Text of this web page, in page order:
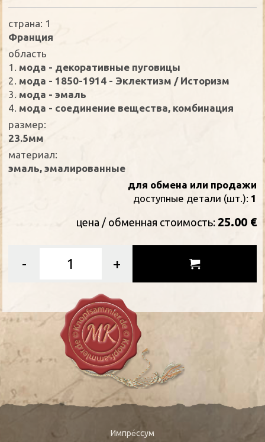
страна: 1
Франция
oбласть
1.
мода - декоративные пуговицы
2. мода - 1850-1914 - Эклектизм / Историзм
3. мода - эмаль
4. мода - соединение вещества, комбинация
размер:
23.5мм
материал:
эмаль, эмалированные
для обмена или продажи
доступные детали (шт.): 1
цена / oбменная стоимость: 25.00 €
- +
Импре́ссум